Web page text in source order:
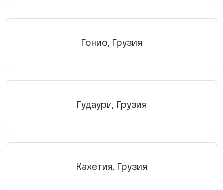
Гонио, Грузия
Гудаури, Грузия
Кахетия, Грузия